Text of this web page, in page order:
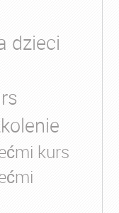
dzieci
kurs